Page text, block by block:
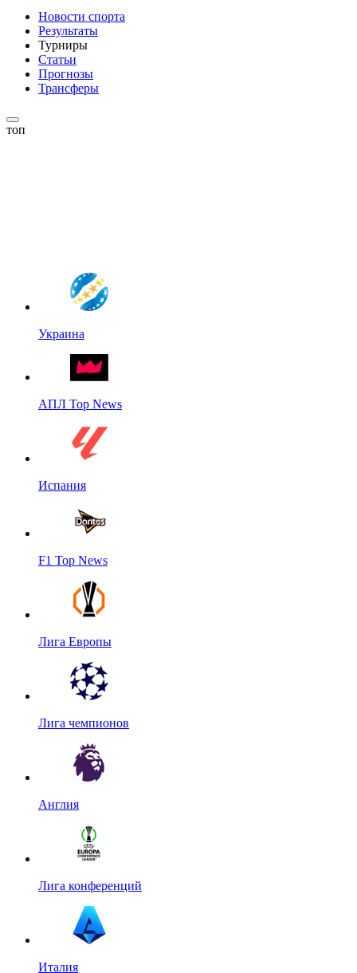
Новости спорта
Результаты
Турниры
Статьи
Прогнозы
Трансферы
топ
Украина
АПЛ Top News
Испания
F1 Top News
Лига Европы
Лига чемпионов
Англия
Лига конференций
Италия